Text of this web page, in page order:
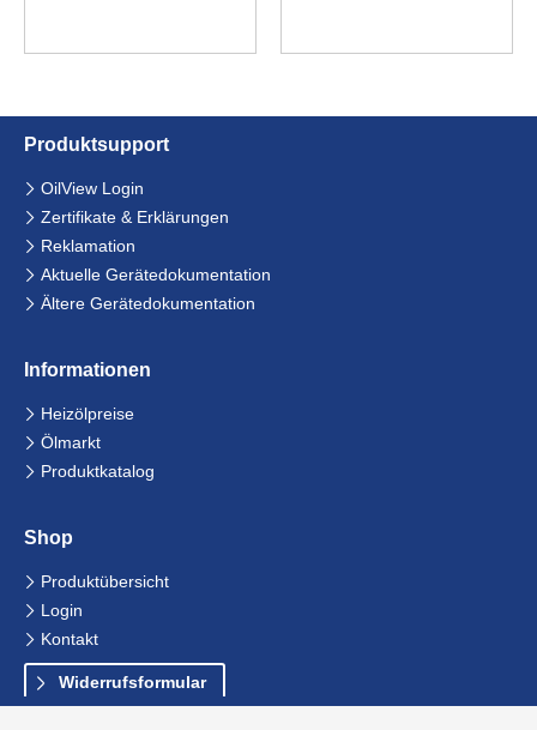
Produkt­support
Navigation
überspringen
OilView Login
Zertifikate & Erklärungen
Reklamation
Aktuelle Gerätedokumentation
Ältere Gerätedokumentation
Informationen
Navigation
überspringen
Heizölpreise
Ölmarkt
Produktkatalog
Shop
Navigation
überspringen
Produktübersicht
Login
Kontakt
Widerrufsformular